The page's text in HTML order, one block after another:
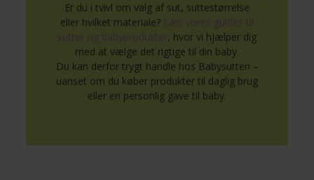
Er du i tvivl om valg af sut, suttestørrelse
eller hvilket materiale? Læs vores guides til
sutter og babyprodukter, hvor vi hjælper dig
med at vælge det rigtige til din baby.
Du kan derfor trygt handle hos Babysutten –
uanset om du køber produkter til daglig brug
eller en personlig gave til baby.